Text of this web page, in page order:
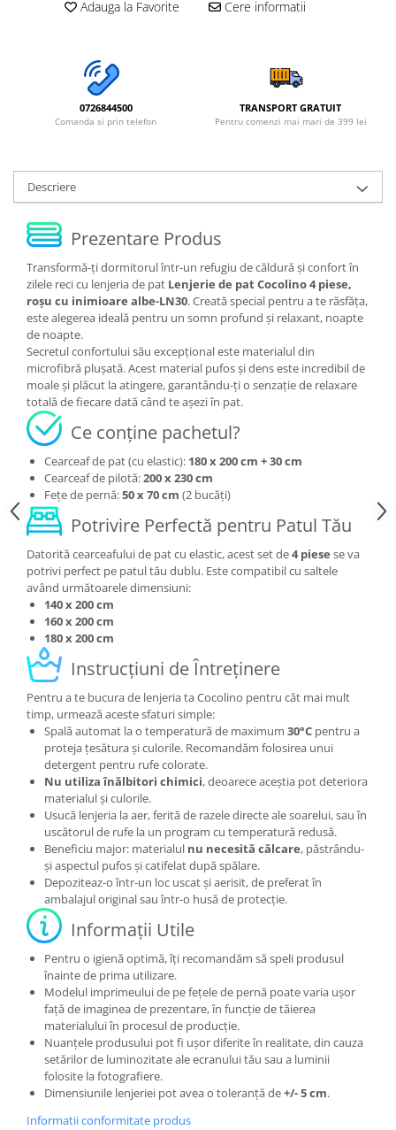
Adauga la Favorite Cere informatii
0726844500
Comanda si prin telefon
TRANSPORT GRATUIT
Pentru comenzi mai mari de 399 lei
Descriere
Prezentare Produs
Transformă-ți dormitorul într-un refugiu de căldură și confort în
zilele reci cu lenjeria de pat Lenjerie de pat Cocolino 4 piese,
roșu cu inimioare albe-LN30. Creată special pentru a te răsfăța,
este alegerea ideală pentru un somn profund și relaxant, noapte
de noapte.
Secretul confortului său excepțional este materialul din
microfibră plușată. Acest material pufos și dens este incredibil de
moale și plăcut la atingere, garantându-ți o senzație de relaxare
totală de fiecare dată când te așezi în pat.
Ce conține pachetul?
Cearceaf de pat (cu elastic): 180 x 200 cm + 30 cm
Cearceaf de pilotă:200 x 230 cm
Fețe de pernă:50 x 70 cm (2 bucăți)
Potrivire Perfectă pentru Patul Tău
Datorită cearceafului de pat cu elastic, acest set de4 piese se va
potrivi perfect pe patul tău dublu. Este compatibil cu saltele
având următoarele dimensiuni:
140 x 200 cm
160 x 200 cm
180 x 200 cm
Instrucțiuni de Întreținere
Pentru a te bucura de lenjeria ta Cocolino pentru cât mai mult
timp, urmează aceste sfaturi simple:
Spală automat la o temperatură de maximum 30°C pentru a
proteja țesătura și culorile. Recomandăm folosirea unui
detergent pentru rufe colorate.
Nu utiliza înălbitori chimici, deoarece aceștia pot deteriora
materialul și culorile.
Usucă lenjeria la aer, ferită de razele directe ale soarelui, sau în
uscătorul de rufe la un program cu temperatură redusă.
Beneficiu major: materialul nu necesită călcare, păstrându-
și aspectul pufos și catifelat după spălare.
Depoziteaz-o într-un loc uscat și aerisit, de preferat în
ambalajul original sau într-o husă de protecție.
Informații Utile
Pentru o igienă optimă, îți recomandăm să speli produsul
înainte de prima utilizare.
Modelul imprimeului de pe fețele de pernă poate varia ușor
față de imaginea de prezentare, în funcție de tăierea
materialului în procesul de producție.
Nuanțele produsului pot fi ușor diferite în realitate, din cauza
setărilor de luminozitate ale ecranului tău sau a luminii
folosite la fotografiere.
Dimensiunile lenjeriei pot avea o toleranță de+/- 5 cm.
Informatii conformitate produs